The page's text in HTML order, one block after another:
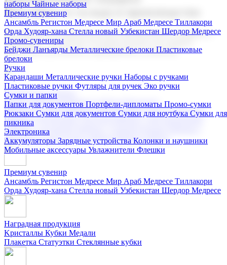
наборы Чайные наборы
Премиум сувенир
Ансамбль Регистон Медресе Мир Араб Медресе Тиллакори
Орда Худояр-хана Стелла новый Узбекистан Шердор Медресе
Промо-сувениры
Бейджи Ланъярды Металлические брелоки Пластиковые
брелоки
Ручки
Карандаши Металлические ручки Наборы с ручками
Пластиковые ручки Футляры для ручек Эко ручки
Сумки и папки
Папки для документов Портфели-дипломаты Промо-сумки
Рюкзаки Сумки для документов Сумки для ноутбука Сумки для
пикника
Электроника
Аккумуляторы Зарядные устройства Колонки и наушники
Мобильные аксессуары Увлажнители Флешки
Поставка со склада и производство
Мы предлагаем широкий выбор корпоративных подарков и
сувениров с логотипом. В нашем каталоге вы найдете
продукцию для бизнеса, мероприятия и клиентов.
Подарочные наборы
Бизнес наборыКофейные наборы Кошельки
Наборы из кожиНаборы ручекНаборы с аккумуляторами
Наборы с бутылками для воды
Наборы с ежедневниками
Наборы с кружками
флешкамиНовогодние наборыЧайные наборы
Премиум сувенир
Ансамбль Регистон Медресе Мир Араб Медресе Тиллакори
Орда Худояр-хана Стелла новый Узбекистан Шердор Медресе
Наградная продукция
Kристаллы Кубки Медали
Плакетка Статуэтки Стеклянные кубки